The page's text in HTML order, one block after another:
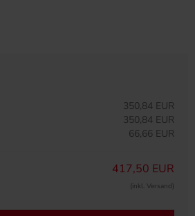
350,84 EUR
350,84 EUR
66,66 EUR
417,50 EUR
(inkl. Versand)